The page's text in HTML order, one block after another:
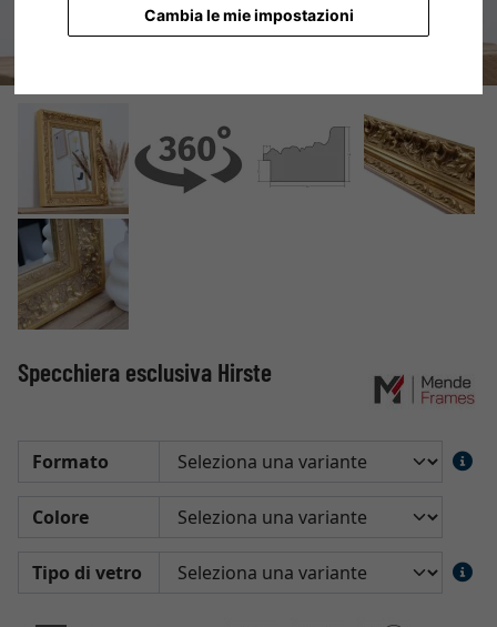
Cambia le mie impostazioni
Specchiera esclusiva Hirste
Formato
Colore
Tipo di vetro